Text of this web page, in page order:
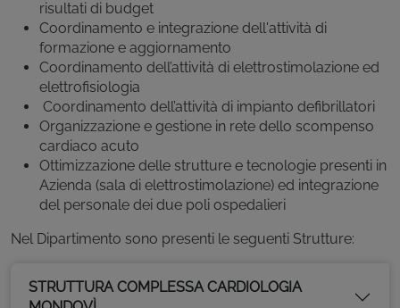
risultati di budget
Coordinamento e integrazione dell'attività di
formazione e aggiornamento
Coordinamento dell’attività di elettrostimolazione ed
elettrofisiologia
Coordinamento dell’attività di impianto defibrillatori
Organizzazione e gestione in rete dello scompenso
cardiaco acuto
Ottimizzazione delle strutture e tecnologie presenti in
Azienda (sala di elettrostimolazione) ed integrazione
del personale dei due poli ospedalieri
Nel Dipartimento sono presenti le seguenti Strutture:
STRUTTURA COMPLESSA CARDIOLOGIA